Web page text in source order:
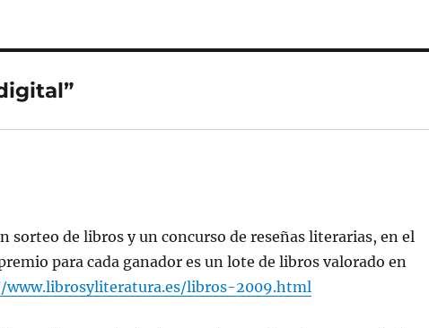
de libros y un concurso de reseñas literarias, en el
para cada ganador es un lote de libros valorado en
libros-2009.html